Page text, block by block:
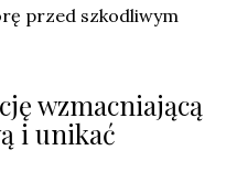
przed szkodliwym
wzmacniającą
i unikać